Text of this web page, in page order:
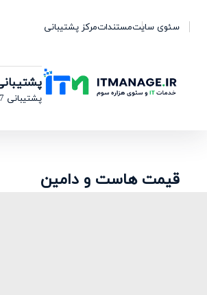
سئوی سایتمستنداتمرکز پشتیبانی
پشتیبانی 24/7
قیمت هاست و دامین